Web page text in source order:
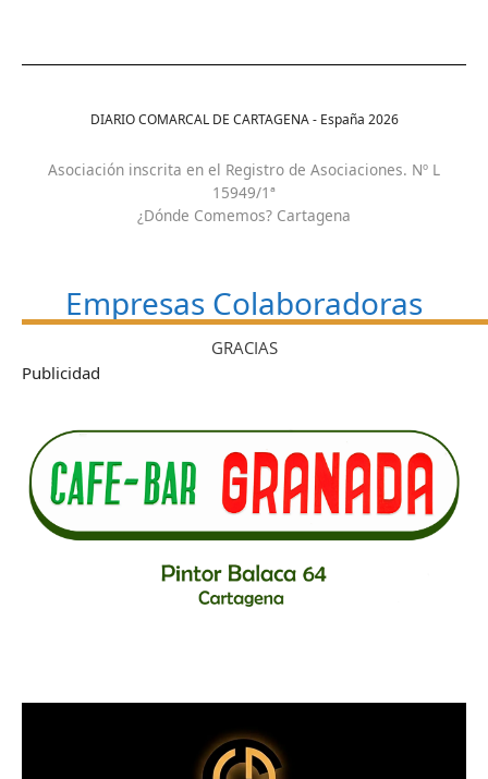
DIARIO COMARCAL DE CARTAGENA - España 2026
Asociación inscrita en el Registro de Asociaciones. Nº L
15949/1ª
¿Dónde Comemos? Cartagena
Empresas Colaboradoras
GRACIAS
Publicidad